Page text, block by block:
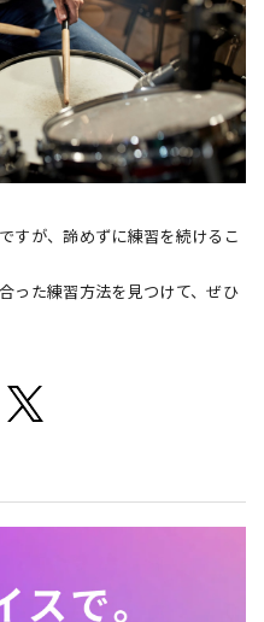
すが、諦めずに練習を続けるこ
った練習方法を見つけて、ぜひ